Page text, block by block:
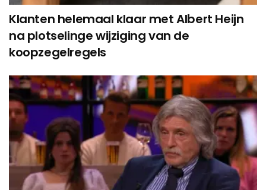
Klanten helemaal klaar met Albert Heijn
na plotselinge wijziging van de
koopzegelregels